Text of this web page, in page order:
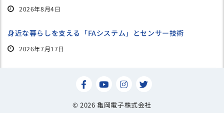
2026年8月4日
身近な暮らしを支える「FAシステム」とセンサー技術
2026年7月17日
© 2026 亀岡電子株式会社